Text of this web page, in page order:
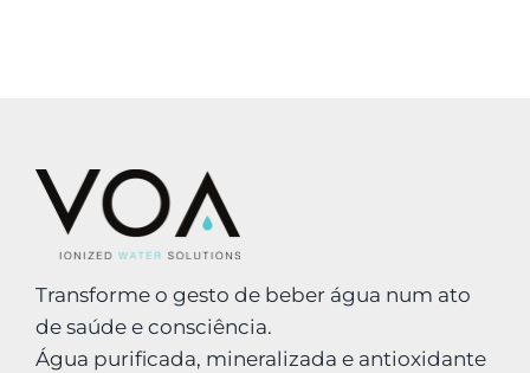
Transforme o gesto de beber água num ato
de saúde e consciência.
Água purificada, mineralizada e antioxidante